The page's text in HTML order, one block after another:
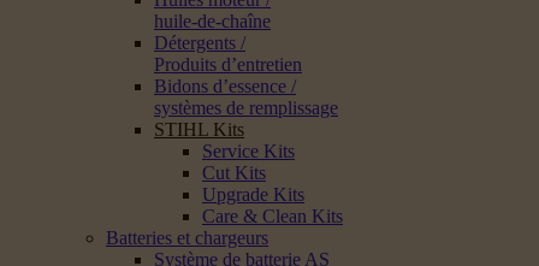
huile-de-chaîne
Détergents /
Produits d’entretien
Bidons d’essence /
systèmes de remplissage
STIHL Kits
Service Kits
Cut Kits
Upgrade Kits
Care & Clean Kits
Batteries et chargeurs
Système de batterie AS